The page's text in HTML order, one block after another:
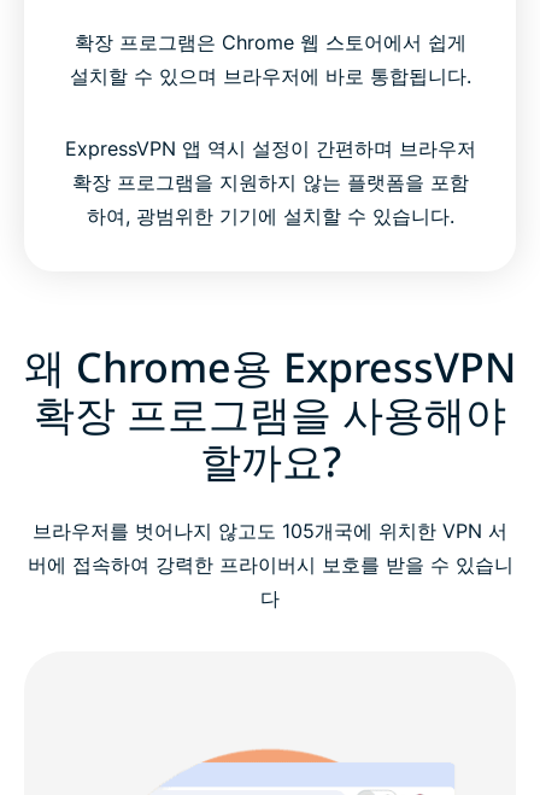
확장 프로그램은 Chrome 웹 스토어에서 쉽게
설치할 수 있으며 브라우저에 바로 통합됩니다.
ExpressVPN 앱 역시 설정이 간편하며 브라우저
확장 프로그램을 지원하지 않는 플랫폼을 포함
하여, 광범위한 기기에 설치할 수 있습니다.
왜 Chrome용 ExpressVPN
확장 프로그램을 사용해야
할까요?
브라우저를 벗어나지 않고도 105개국에 위치한 VPN 서
버에 접속하여 강력한 프라이버시 보호를 받을 수 있습니
다